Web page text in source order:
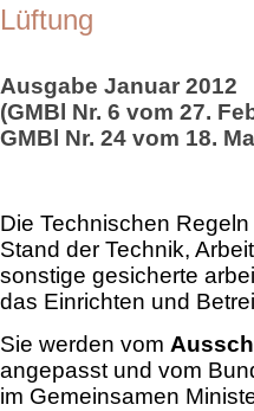
Lüftung
Ausgabe Januar 2012
(GMBl Nr. 6 vom 27.
GMBl Nr. 24 vom 18.
Die Technischen
Stand der Technik,
sonstige gesicherte
das Einrichten und
Sie werden vom
angepasst und vom
im Gemeinsamen